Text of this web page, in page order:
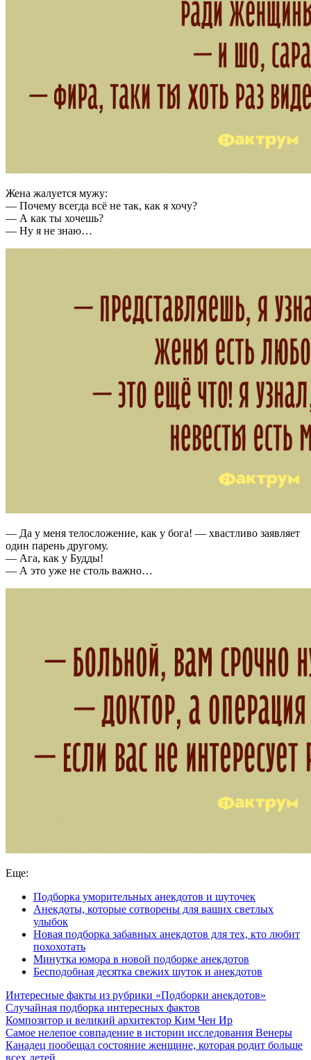
Жена жалуется мужу:
— Почему всегда всё не так, как я хочу?
— А как ты хочешь?
— Ну я не знаю…
— Да у меня телосложение, как у бога! — хвастливо заявляет
один парень другому.
— Ага, как у Будды!
— А это уже не столь важно…
Еще:
Подборка уморительных анекдотов и шуточек
Анекдоты, которые сотворены для ваших светлых
улыбок
Новая подборка забавных анекдотов для тех, кто любит
похохотать
Минутка юмора в новой подборке анекдотов
Бесподобная десятка свежих шуток и анекдотов
Интересные факты из рубрики «Подборки анекдотов»
Случайная подборка интересных фактов
Композитор и великий архитектор Ким Чен Ир
Самое нелепое совпадение в истории исследования Венеры
Канадец пообещал состояние женщине, которая родит больше
всех детей